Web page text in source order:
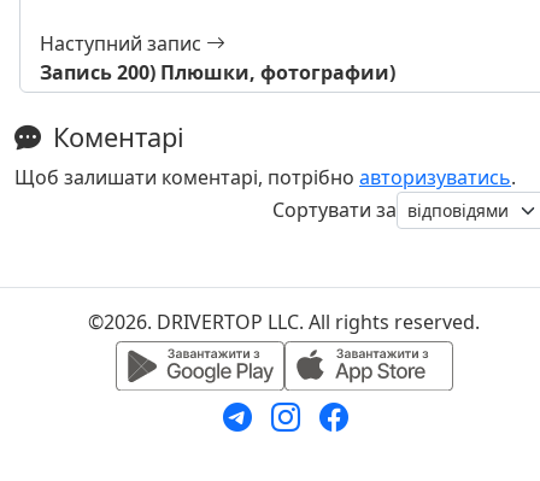
Наступний запис
Запись 200) Плюшки, фотографии)
Коментарі
Щоб залишати коментарі, потрібно авторизуватись.
Сортувати за
©2026. DRIVERTOP LLC. All rights reserved.